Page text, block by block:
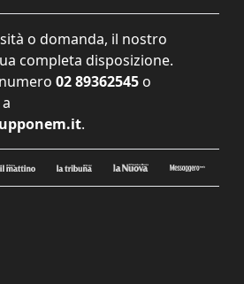
o domanda, il nostro
completa disposizione.
02 89362545 o
.